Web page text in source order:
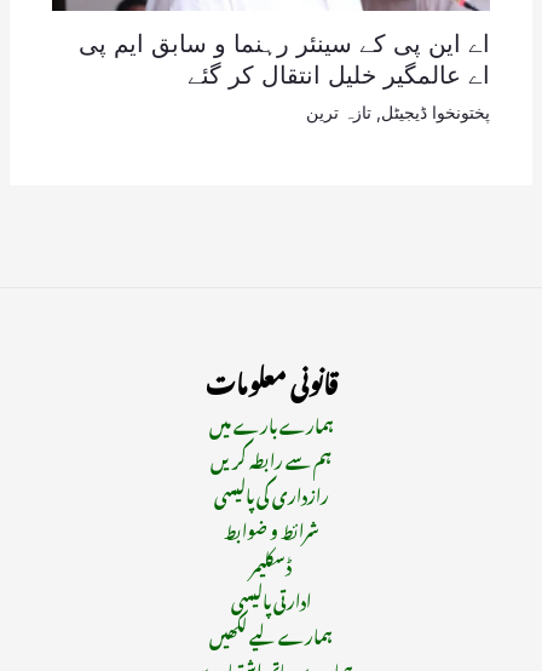
اے این پی کے سینئر رہنما و سابق ایم پی
اے عالمگیر خلیل انتقال کر گئے
پختونخوا ڈیجیٹل تازہ ترین
قانونی معلومات
ہمارے بارے میں
ہم سے رابطہ کریں
رازداری کی پالیسی
شرائط و ضوابط
ڈسکلیمر
ادارتی پالیسی
ہمارے لیے لکھیں